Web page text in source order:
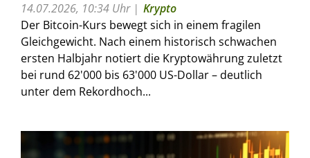
14.07.2026, 10:34 Uhr
Krypto
Der Bitcoin-Kurs bewegt sich in einem fragilen
Gleichgewicht. Nach einem historisch schwachen
ersten Halbjahr notiert die Kryptowährung zuletzt
bei rund 62'000 bis 63'000 US-Dollar – deutlich
unter dem Rekordhoch...